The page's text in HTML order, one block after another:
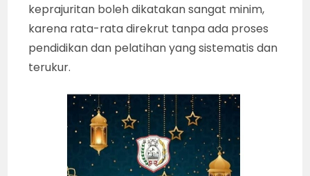
keprajuritan boleh dikatakan sangat minim,
karena rata-rata direkrut tanpa ada proses
pendidikan dan pelatihan yang sistematis dan
terukur.